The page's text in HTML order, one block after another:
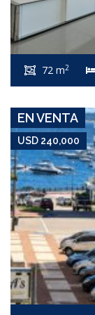
72 m2
EN VENTA
USD 240,000